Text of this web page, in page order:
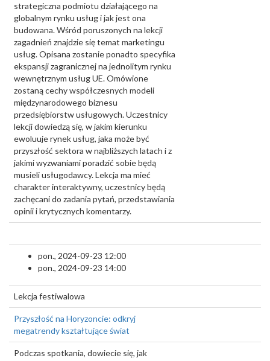
strategiczna podmiotu działającego na
globalnym rynku usług i jak jest ona
budowana. Wśród poruszonych na lekcji
zagadnień znajdzie się temat marketingu
usług. Opisana zostanie ponadto specyfika
ekspansji zagranicznej na jednolitym rynku
wewnętrznym usług UE. Omówione
zostaną cechy współczesnych modeli
międzynarodowego biznesu
przedsiębiorstw usługowych. Uczestnicy
lekcji dowiedzą się, w jakim kierunku
ewoluuje rynek usług, jaka może być
przyszłość sektora w najbliższych latach i z
jakimi wyzwaniami poradzić sobie będą
musieli usługodawcy. Lekcja ma mieć
charakter interaktywny, uczestnicy będą
zachęcani do zadania pytań, przedstawiania
opinii i krytycznych komentarzy.
pon., 2024-09-23 12:00
pon., 2024-09-23 14:00
Lekcja festiwalowa
Przyszłość na Horyzoncie: odkryj
megatrendy kształtujące świat
Podczas spotkania, dowiecie się, jak